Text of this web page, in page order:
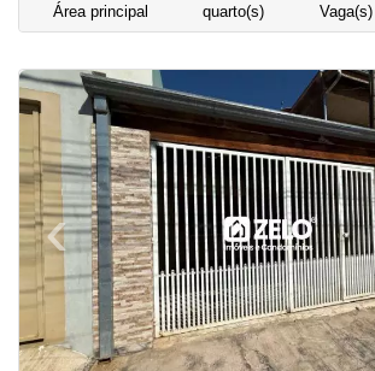
Área principal
quarto(s)
Vaga(s)
<<<<
‹Previous